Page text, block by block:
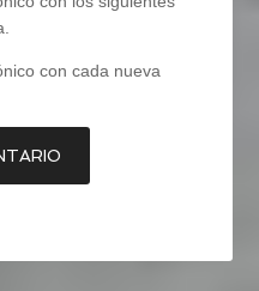
con cada nueva